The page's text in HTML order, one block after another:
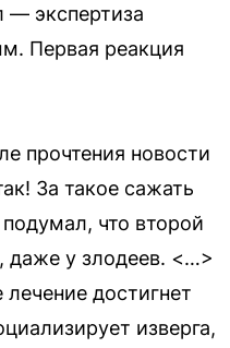
— экспертиза
Первая реакция
прочтения новости
За такое сажать
что второй
даже у злодеев. <…>
достигнет
изверга,